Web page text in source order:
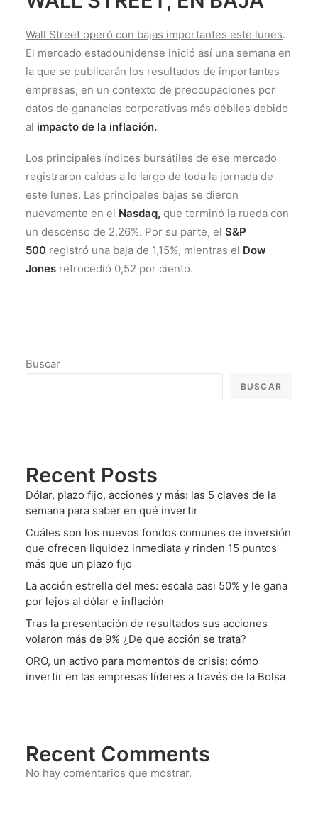
Wall Street operó con bajas importantes este lunes.
El mercado estadounidense inició así una semana en
la que se publicarán los resultados de importantes
empresas, en un contexto de preocupaciones por
datos de ganancias corporativas más débiles debido
al impacto de la inflación.
Los principales índices bursátiles de ese mercado
registraron caídas a lo largo de toda la jornada de
este lunes. Las principales bajas se dieron
nuevamente en el Nasdaq, que terminó la rueda con
un descenso de 2,26%. Por su parte, el S&P
500 registró una baja de 1,15%, mientras el Dow
Jones retrocedió 0,52 por ciento.
Buscar
BUSCAR
Recent Posts
Dólar, plazo fijo, acciones y más: las 5 claves de la
semana para saber en qué invertir
Cuáles son los nuevos fondos comunes de inversión
que ofrecen liquidez inmediata y rinden 15 puntos
más que un plazo fijo
La acción estrella del mes: escala casi 50% y le gana
por lejos al dólar e inflación
Tras la presentación de resultados sus acciones
volaron más de 9% ¿De que acción se trata?
ORO, un activo para momentos de crisis: cómo
invertir en las empresas líderes a través de la Bolsa
Recent Comments
No hay comentarios que mostrar.